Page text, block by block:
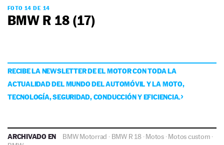
FOTO 14 DE 14
BMW R 18 (17)
RECIBE LA NEWSLETTER DE EL MOTOR CON TODA LA
ACTUALIDAD DEL MUNDO DEL AUTOMÓVIL Y LA MOTO,
TECNOLOGÍA, SEGURIDAD, CONDUCCIÓN Y EFICIENCIA.
ARCHIVADO EN BMW Motorrad · BMW R 18·Motos·Motos custom ·